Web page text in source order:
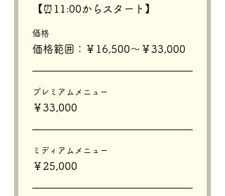
【⏰11:00からスタート】
価格
価格範囲：￥16,500〜￥33,000
プレミアムメニュー
￥33,000
ミディアムメニュー
￥25,000